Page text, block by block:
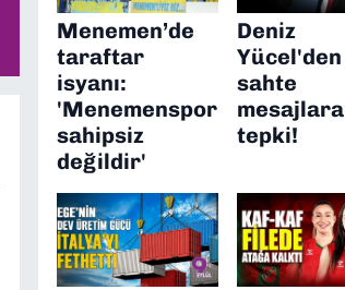
Menemen’de
taraftar
isyanı:
'Menemenspor
sahipsiz
değildir'
Deniz
Yücel'den
sahte
mesajlara
tepki!